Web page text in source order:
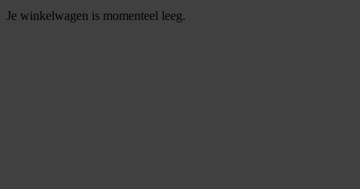
Je winkelwagen is momenteel leeg.